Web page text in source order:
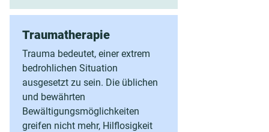
Traumatherapie
Trauma bedeutet, einer extrem
bedrohlichen Situation
ausgesetzt zu sein. Die üblichen
und bewährten
Bewältigungsmöglichkeiten
greifen nicht mehr, Hilflosigkeit